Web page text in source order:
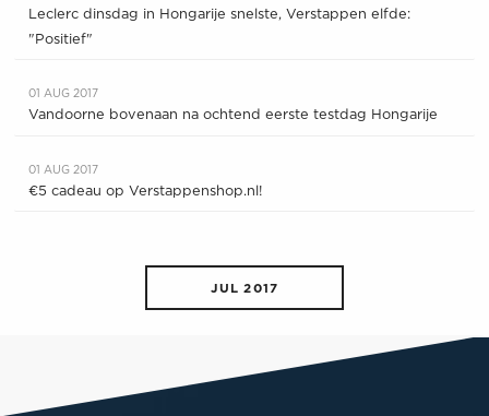
Leclerc dinsdag in Hongarije snelste, Verstappen elfde:
"Positief"
01 AUG 2017
Vandoorne bovenaan na ochtend eerste testdag Hongarije
01 AUG 2017
€5 cadeau op Verstappenshop.nl!
JUL 2017